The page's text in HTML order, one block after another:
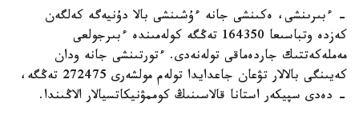
- ءبىرىنشى، ەكىنشى جانە ءۇشىنشى بالا دۇنيەگە كەلگەن
كەزدە وتباسىعا 164350 تەڭگە كولەمىندە ءبىرجولعى
مەملەكەتتىك جاردەماقى تولەنەدى. ءتورتىنشى جانە ودان
كەيىنگى بالالار تۋعان جاعدايدا تولەم مولشەرى 272475 تەڭگە،
- دەدى سپيكەر استانا قالاسىنىڭ كوممۋنيكاتسيالار الاڭىندا.